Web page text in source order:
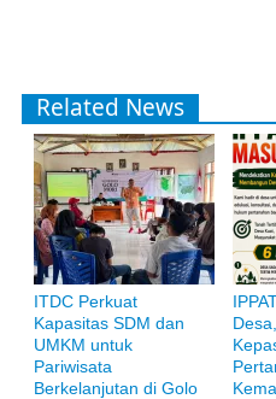
Related News
ITDC Perkuat
Kapasitas SDM dan
UMKM untuk
Pariwisata
Berkelanjutan di Golo
Bank Muamalat
Raih ketenangan dengan akses